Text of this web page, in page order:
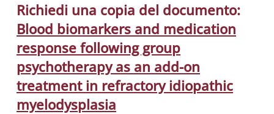
Richiedi una copia del documento:
Blood biomarkers and medication
response following group
psychotherapy as an add-on
treatment in refractory idiopathic
myelodysplasia